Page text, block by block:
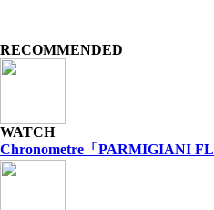
RECOMMENDED
WATCH
Chronometre「PARMIGIANI